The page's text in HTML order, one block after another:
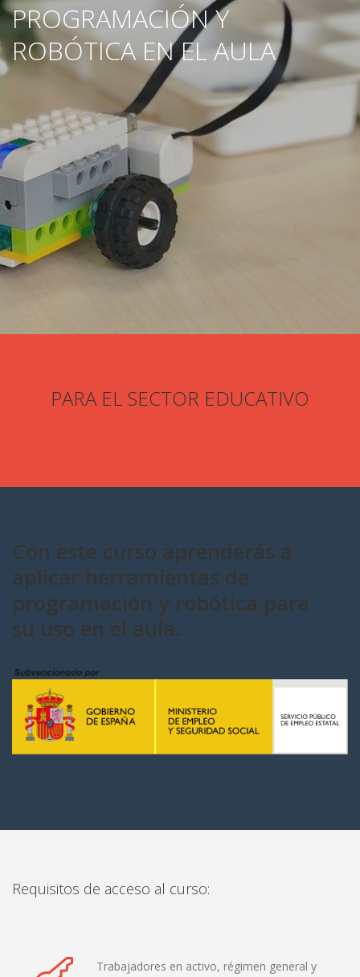
PROGRAMACIÓN Y
ROBÓTICA EN EL AULA
PARA EL SECTOR EDUCATIVO
Con este curso aprenderás a
aplicar herramientas de
programación y robótica para
su uso en el aula.
Requisitos de acceso al curso:
Trabajadores en activo, régimen general y